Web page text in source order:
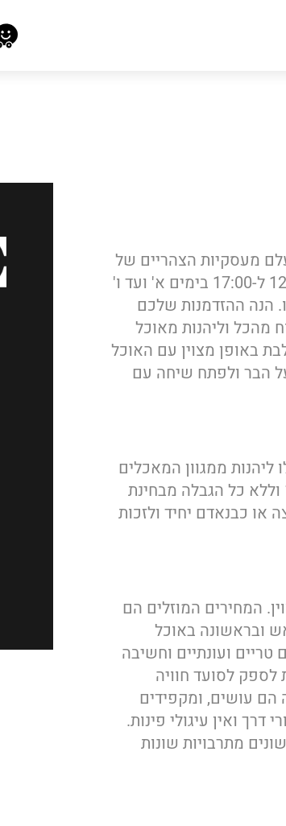
מעסקיות הצהריים של
ה-DUKEDAY. כל סועד שמגיע לאכול בין השעות 12:00 ל-17:00 בימים א' ועד ו'
הנה ההזדמנות שלכם
וליהנות מאוכל
באופן מצוין עם האוכל
הבר ולפתח שיחה עם
ממגוון המאכלים
במחיר המוזל. כל מנה שתזמינו תזכה להנחה של 10% וללא כל הגבלה מבחינת
או כבנאדם יחיד ולזכות
המחירים המוזלים הם
ובראשונה באוכל
ועונתיים וחשיבה
לסועד חוויה
הם עושים, ומקפידים
ואין עיגולי פינות.
מתרבויות שונות